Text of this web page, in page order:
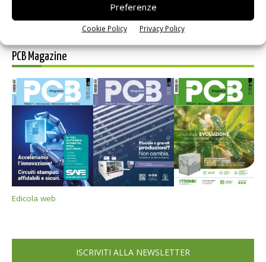
Preferenze
Cookie Policy Privacy Policy
Edicola web
PCB Magazine
Edicola web
ISCRIVITI ALLA NEWSLETTER